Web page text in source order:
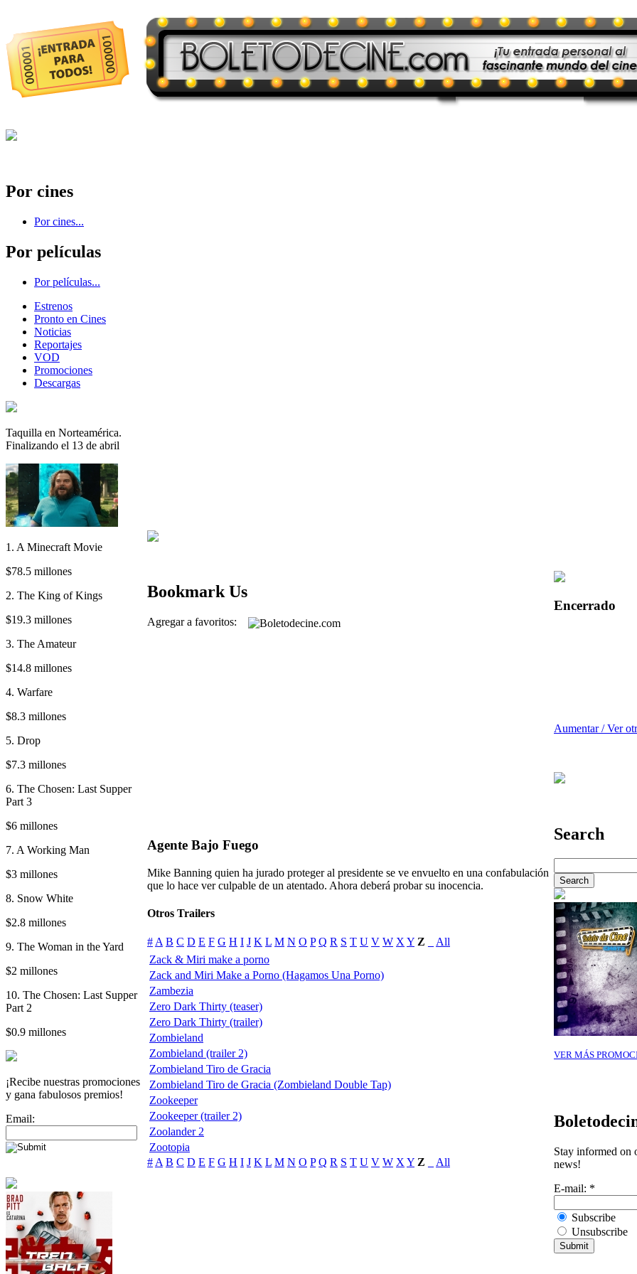
Por cines
Por cines...
Por películas
Por películas...
Estrenos
Pronto en Cines
Noticias
Reportajes
VOD
Promociones
Descargas
Taquilla en Norteamérica.
Finalizando el 13 de abril
1. A Minecraft Movie
$78.5 millones
2. The King of Kings
$19.3 millones
3. The Amateur
$14.8 millones
4. Warfare
$8.3 millones
5. Drop
$7.3 millones
6. The Chosen: Last Supper
Part 3
$6 millones
7. A Working Man
$3 millones
8. Snow White
$2.8 millones
9. The Woman in the Yard
$2 millones
10. The Chosen: Last Supper
Part 2
$0.9 millones
¡Recibe nuestras promociones
y gana fabulosos premios!
Email:
Bookmark Us
Agregar a favoritos:
Agente Bajo Fuego
Mike Banning quien ha jurado proteger al presidente se ve envuelto en una confabulación
que lo hace ver culpable de un atentado. Ahora deberá probar su inocencia.
Otros Trailers
# A B C D E F G H I J K L M N O P Q R S T U V W X Y Z
All
Zack & Miri make a porno
Zack and Miri Make a Porno (Hagamos Una Porno)
Zambezia
Zero Dark Thirty (teaser)
Zero Dark Thirty (trailer)
Zombieland
Zombieland (trailer 2)
Zombieland Tiro de Gracia
Zombieland Tiro de Gracia (Zombieland Double Tap)
Zookeeper
Zookeeper (trailer 2)
Zoolander 2
Zootopia
# A B C D E F G H I J K L M N O P Q R S T U V W X Y Z All
Encerrado
Aumentar / Ver
Search
VER MÁS
Stay informed on
news!
E-mail: *
Subscribe
Unsubscribe